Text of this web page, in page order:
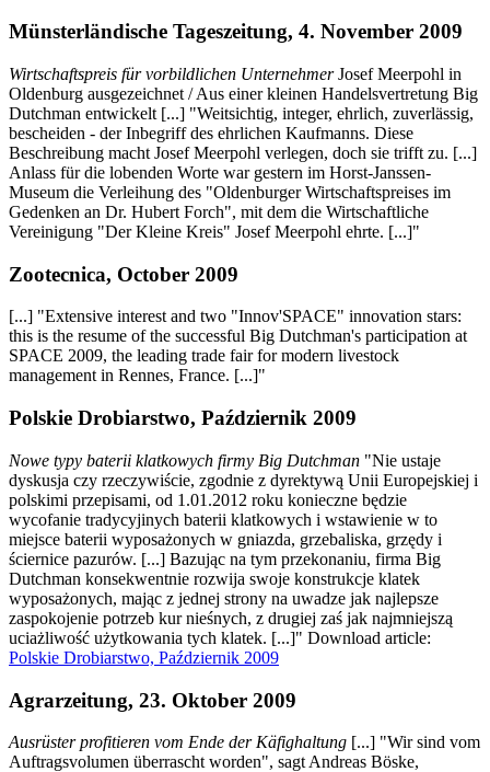
Münsterländische Tageszeitung, 4. November 2009
Wirtschaftspreis für vorbildlichen UnternehmerJosef Meerpohl in
Oldenburg ausgezeichnet / Aus einer kleinen Handelsvertretung Big
Dutchman entwickelt [...] "Weitsichtig, integer, ehrlich, zuverlässig,
bescheiden - der Inbegriff des ehrlichen Kaufmanns. Diese
Beschreibung macht Josef Meerpohl verlegen, doch sie trifft zu. [...]
Anlass für die lobenden Worte war gestern im Horst-Janssen-
Museum die Verleihung des "Oldenburger Wirtschaftspreises im
Gedenken an Dr. Hubert Forch", mit dem die Wirtschaftliche
Vereinigung "Der Kleine Kreis" Josef Meerpohl ehrte. [...]"
Zootecnica, October 2009
[...] "Extensive interest and two "Innov'SPACE" innovation stars:
this is the resume of the successful Big Dutchman's participation at
SPACE 2009, the leading trade fair for modern livestock
management in Rennes, France. [...]"
Polskie Drobiarstwo, Październik 2009
Nowe typy baterii klatkowych firmy Big Dutchman "Nie ustaje
dyskusja czy rzeczywiście, zgodnie z dyrektywą Unii Europejskiej i
polskimi przepisami, od 1.01.2012 roku konieczne będzie
wycofanie tradycyjinych baterii klatkowych i wstawienie w to
miejsce baterii wyposażonych w gniazda, grzebaliska, grzędy i
ściernice pazurów. [...] Bazując na tym przekonaniu, firma Big
Dutchman konsekwentnie rozwija swoje konstrukcje klatek
wyposażonych, mając z jednej strony na uwadze jak najlepsze
zaspokojenie potrzeb kur nieśnych, z drugiej zaś jak najmniejszą
uciażliwość użytkowania tych klatek. [...]" Download article:
Polskie Drobiarstwo, Październik 2009
Agrarzeitung, 23. Oktober 2009
Ausrüster profitieren vom Ende der Käfighaltung [...] "Wir sind vom
Auftragsvolumen überrascht worden", sagt Andreas Böske,